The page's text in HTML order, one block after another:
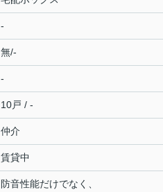
-
無/-
-
10戸 / -
仲介
賃貸中
防音性能だけでなく、